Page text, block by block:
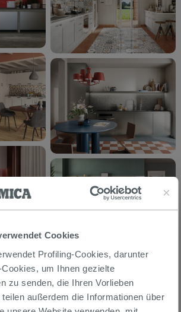
Cookies
Profiling-Cookies, darunter
um Ihnen gezielte
zu senden, die Ihren Vorlieben
außerdem die Informationen über